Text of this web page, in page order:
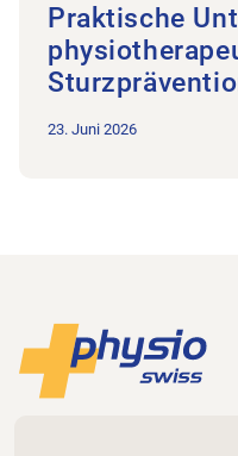
Praktische
23. Juni 2026
Footer